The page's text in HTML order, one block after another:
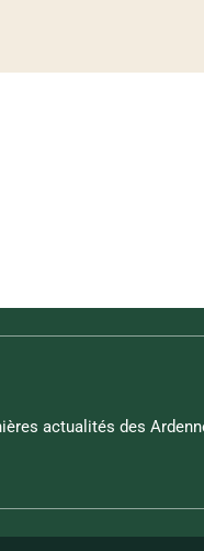
actualités des